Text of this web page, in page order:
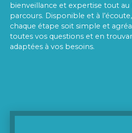
bienveillance et expertise tout
parcours. Disponible et à l’écoute,
chaque étape soit simple et
toutes vos questions et en
adaptées à vos besoins.